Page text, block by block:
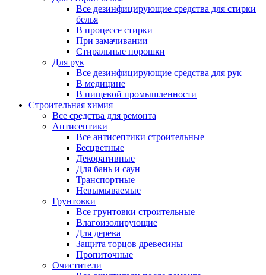
Все дезинфицирующие средства для стирки
белья
В процессе стирки
При замачивании
Стиральные порошки
Для рук
Все дезинфицирующие средства для рук
В медицине
В пищевой промышленности
Строительная химия
Все средства для ремонта
Антисептики
Все антисептики строительные
Бесцветные
Декоративные
Для бань и саун
Транспортные
Невымываемые
Грунтовки
Все грунтовки строительные
Влагоизолирующие
Для дерева
Защита торцов древесины
Пропиточные
Очистители